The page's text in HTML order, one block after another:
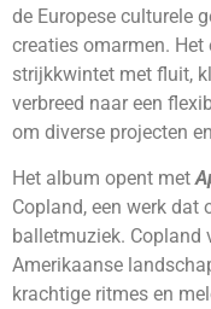
de Europese culturele
creaties omarmen.
strijkkwintet met fluit,
verbreed naar een
om diverse projecten
Het album opent met
Copland, een werk dat
balletmuziek. Copland
Amerikaanse
krachtige ritmes en